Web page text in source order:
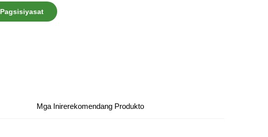
Pagsisiyasat
Mga Inirerekomendang Produkto